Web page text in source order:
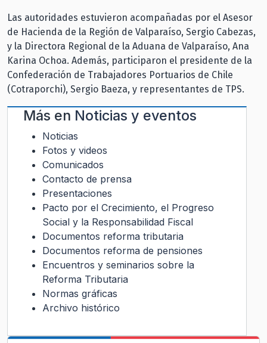
Las autoridades estuvieron acompañadas por el Asesor
de Hacienda de la Región de Valparaíso, Sergio Cabezas,
y la Directora Regional de la Aduana de Valparaíso, Ana
Karina Ochoa. Además, participaron el presidente de la
Confederación de Trabajadores Portuarios de Chile
(Cotraporchi), Sergio Baeza, y representantes de TPS.
Más en Noticias y eventos
Noticias
Fotos y videos
Comunicados
Contacto de prensa
Presentaciones
Pacto por el Crecimiento, el Progreso
Social y la Responsabilidad Fiscal
Documentos reforma tributaria
Documentos reforma de pensiones
Encuentros y seminarios sobre la
Reforma Tributaria
Normas gráficas
Archivo histórico